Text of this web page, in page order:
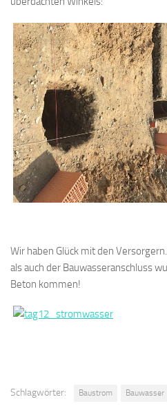
Wir haben Glück mit den
als auch der Bauwasseranschluss
Beton kommen!
Schlagwörter: Baustrom Bauwasser